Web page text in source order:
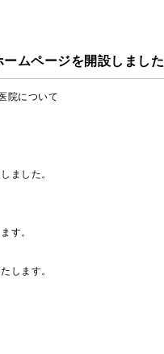
ームページを開設しました
院について
ました。
す。
します。